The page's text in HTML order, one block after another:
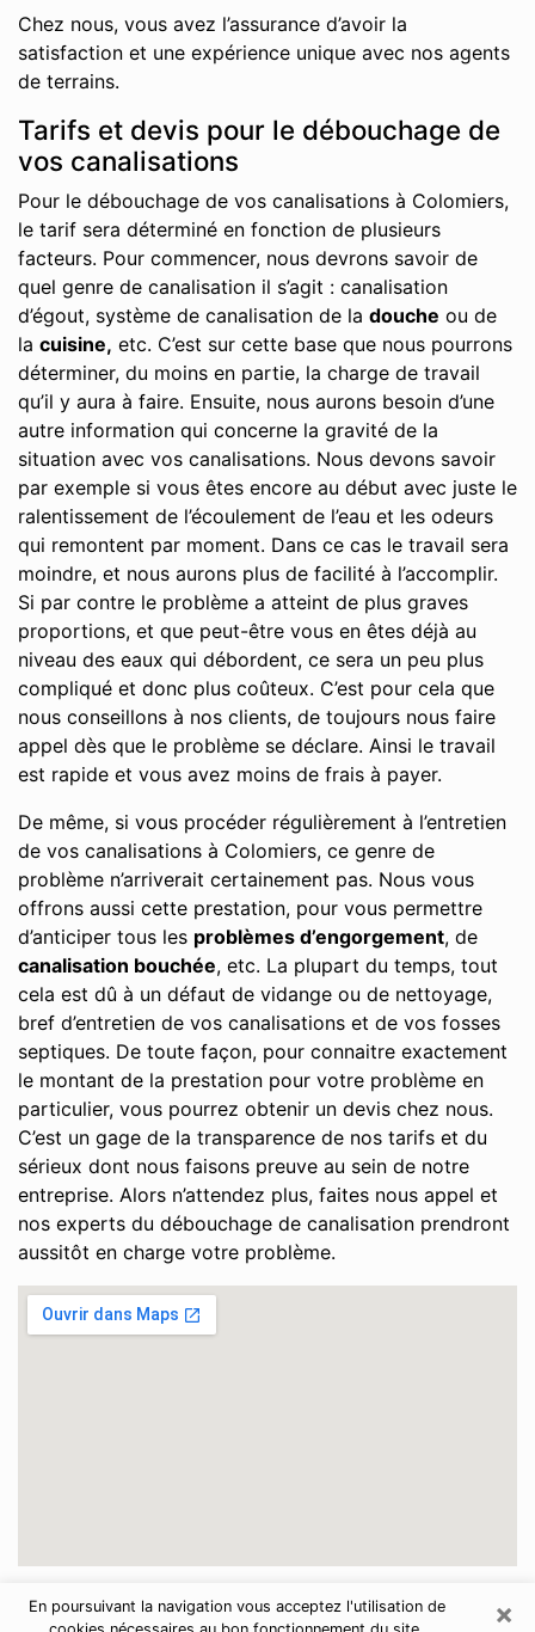
Chez nous, vous avez l’assurance d’avoir la
satisfaction et une expérience unique avec nos agents
de terrains.
Tarifs et devis pour le débouchage de
vos canalisations
Pour le débouchage de vos canalisations à Colomiers,
le tarif sera déterminé en fonction de plusieurs
facteurs. Pour commencer, nous devrons savoir de
quel genre de canalisation il s’agit : canalisation
d’égout, système de canalisation de la douche ou de
la cuisine, etc. C’est sur cette base que nous pourrons
déterminer, du moins en partie, la charge de travail
qu’il y aura à faire. Ensuite, nous aurons besoin d’une
autre information qui concerne la gravité de la
situation avec vos canalisations. Nous devons savoir
par exemple si vous êtes encore au début avec juste le
ralentissement de l’écoulement de l’eau et les odeurs
qui remontent par moment. Dans ce cas le travail sera
moindre, et nous aurons plus de facilité à l’accomplir.
Si par contre le problème a atteint de plus graves
proportions, et que peut-être vous en êtes déjà au
niveau des eaux qui débordent, ce sera un peu plus
compliqué et donc plus coûteux. C’est pour cela que
nous conseillons à nos clients, de toujours nous faire
appel dès que le problème se déclare. Ainsi le travail
est rapide et vous avez moins de frais à payer.
De même, si vous procéder régulièrement à l’entretien
de vos canalisations à Colomiers, ce genre de
problème n’arriverait certainement pas. Nous vous
offrons aussi cette prestation, pour vous permettre
d’anticiper tous les problèmes d’engorgement, de
canalisation bouchée, etc. La plupart du temps, tout
cela est dû à un défaut de vidange ou de nettoyage,
bref d’entretien de vos canalisations et de vos fosses
septiques. De toute façon, pour connaitre exactement
le montant de la prestation pour votre problème en
particulier, vous pourrez obtenir un devis chez nous.
C’est un gage de la transparence de nos tarifs et du
sérieux dont nous faisons preuve au sein de notre
entreprise. Alors n’attendez plus, faites nous appel et
nos experts du débouchage de canalisation prendront
aussitôt en charge votre problème.
Haute-Garonne ×
En poursuivant la navigation vous acceptez l'utilisation de